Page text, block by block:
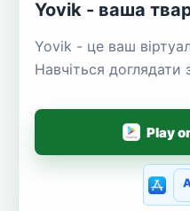
Yovik - ваша
Yovik - це ваш
Навчіться доглядати
Play